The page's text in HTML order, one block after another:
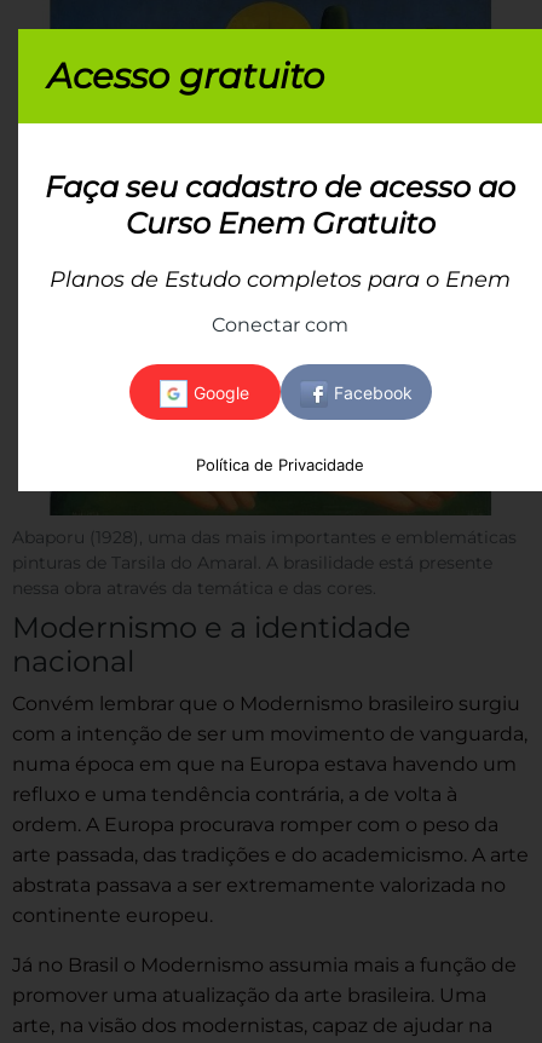
Abaporu (1928), uma das mais importantes e emblemáticas
pinturas de Tarsila do Amaral. A brasilidade está presente
nessa obra através da temática e das cores.
Modernismo e a identidade
nacional
Convém lembrar que o Modernismo brasileiro surgiu
com a intenção de ser um movimento de vanguarda,
numa época em que na Europa estava havendo um
refluxo e uma tendência contrária, a de volta à
ordem. A Europa procurava romper com o peso da
arte passada, das tradições e do academicismo. A arte
abstrata passava a ser extremamente valorizada no
continente europeu.
Já no Brasil o Modernismo assumia mais a função de
promover uma atualização da arte brasileira. Uma
arte, na visão dos modernistas, capaz de ajudar na
Acesso gratuito
Faça seu cadastro de acesso ao
Curso Enem Gratuito
Planos de Estudo completos para o Enem
Conectar com
Política de Privacidade